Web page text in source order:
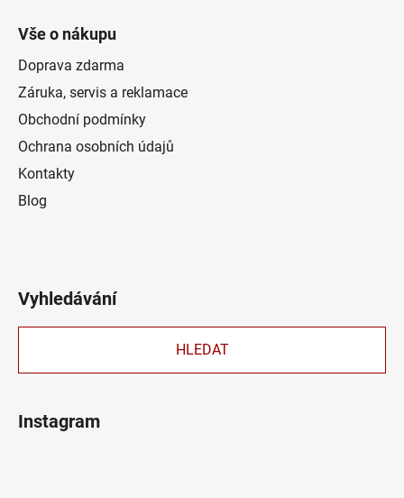
Vše o nákupu
Doprava zdarma
Záruka, servis a reklamace
Obchodní podmínky
Ochrana osobních údajů
Kontakty
Blog
Vyhledávání
HLEDAT
Instagram